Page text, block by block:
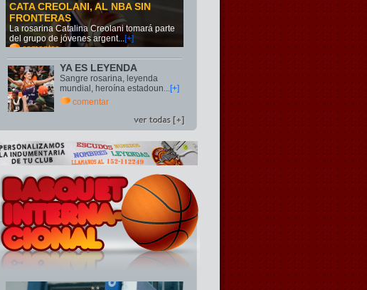
CATA CREOLANI, AL NBA SIN
FRONTERAS
La rosarina Catalina Creolani tomará parte
del grupo de jóvenes argent...[+]
comentar
YA ES LEYENDA
Sangre rosarina, leyenda
mundial, heroína estadoun...[+]
comentar